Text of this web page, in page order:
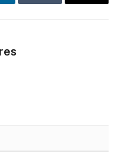
Tumblr Email